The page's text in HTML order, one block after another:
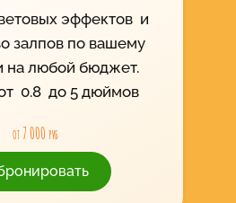
эффектов и
залпов по вашему
на любой бюджет.
0.8 до 5 дюймов
от 7 000 руб